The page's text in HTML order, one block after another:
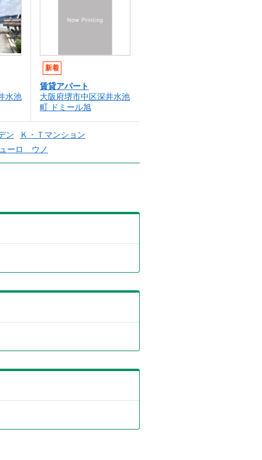
水池
新着
賃貸アパート
大阪府堺市中区深井水池
町 ドミール旭
ン
Ｋ・Ｔマンション
ーロ ウノ